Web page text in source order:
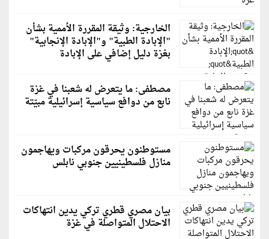
الخارجية: وثيقة المقررة الأممية بشأن
"الإبادة الطبية" و"الإبادة الإنجابية"
بغزة دليل إضافي على الإبادة
مصطفى: ما يتعرض له شعبنا في غزة
نابع من دوافع سياسية إسرائيلية مبيّتة
مستوطنون يحرقون مركبات ويهاجمون
منازل فلسطينيين جنوبي نابلس
بيان مصري قطري تركي يدين انتهاكات
الاحتلال المتواصلة في غزة